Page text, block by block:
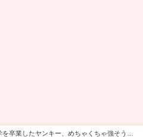
を卒業したヤンキー、めちゃくちゃ強そう…